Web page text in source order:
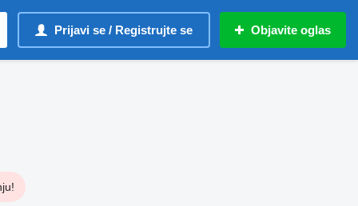
Prijavi se / Registrujte se Objavite oglas